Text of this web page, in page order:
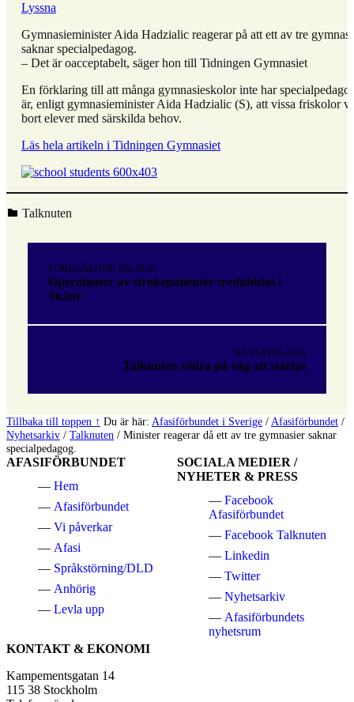
Lyssna
Gymnasieminister Aida Hadzialic reagerar på att ett av tre
saknar specialpedagog.
– Det är oacceptabelt, säger hon till Tidningen Gymnasiet
En förklaring till att många gymnasieskolor inte har
är, enligt gymnasieminister Aida Hadzialic (S), att vissa friskolor
bort elever med särskilda behov.
Läs hela artikeln i Tidningen Gymnasiet
Kategoriserad i:
Talknuten
tillbaka
huvudnavigeringen
FÖREGÅENDE INLÄGG
Operationer av strokepatienter tredubblas i
Skåne
NÄSTA INLÄGG
Talknuten södra på väg att startas
Tillbaka till toppen ↑ Du är här: Afasiförbundet i Sverige / Afasiförbundet /
Nyhetsarkiv / Talknuten / Minister reagerar då ett av tre gymnasier saknar
specialpedagog.
AFASIFÖRBUNDET
Hem
Afasiförbundet
Vi påverkar
Afasi
Språkstörning/DLD
Anhörig
Levla upp
SOCIALA MEDIER /
NYHETER & PRESS
Facebook
Afasiförbundet
Facebook Talknuten
Linkedin
Twitter
Nyhetsarkiv
Afasiförbundets
nyhetsrum
KONTAKT & EKONOMI
Kampementsgatan 14
115 38 Stockholm